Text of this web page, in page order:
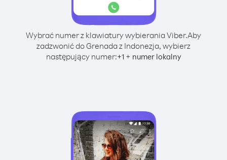
Wybrać numer z klawiatury wybierania Viber.Aby
zadzwonić do Grenada z Indonezja, wybierz
następujący numer:+1+ numer lokalny